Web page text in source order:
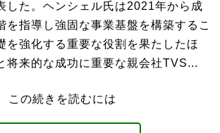
した。ヘンシェル氏は2021年から成
を指導し強固な事業基盤を構築するこ
を強化する重要な役割を果たしたほ
将来的な成功に重要な親会社TVS...
この続きを読むには